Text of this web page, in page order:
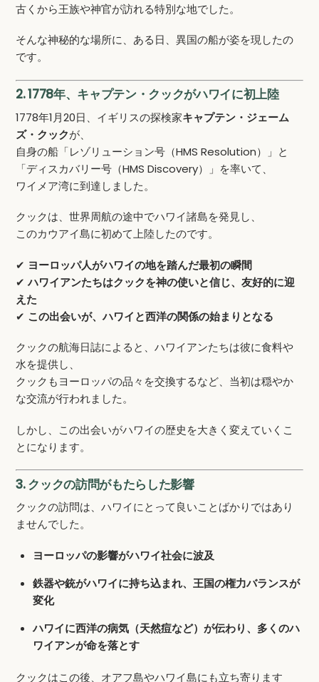
古くから王族や神官が訪れる特別な地でした。
そんな神秘的な場所に、ある日、異国の船が姿を現したの
です。
2. 1778年、キャプテン・クックがハワイに初上陸
1778年1月20日、イギリスの探検家キャプテン・ジェーム
ズ・クックが、
自身の船「レゾリューション号（HMS Resolution）」と
「ディスカバリー号（HMS Discovery）」を率いて、
ワイメア湾に到達しました。
クックは、世界周航の途中でハワイ諸島を発見し、
このカウアイ島に初めて上陸したのです。
✔ ヨーロッパ人がハワイの地を踏んだ最初の瞬間
✔ハワイアンたちはクックを神の使いと信じ、友好的に迎
えた
✔ この出会いが、ハワイと西洋の関係の始まりとなる
クックの航海日誌によると、ハワイアンたちは彼に食料や
水を提供し、
クックもヨーロッパの品々を交換するなど、当初は穏やか
な交流が行われました。
しかし、この出会いがハワイの歴史を大きく変えていくこ
とになります。
3. クックの訪問がもたらした影響
クックの訪問は、ハワイにとって良いことばかりではあり
ませんでした。
ヨーロッパの影響がハワイ社会に波及
鉄器や銃がハワイに持ち込まれ、王国の権力バランスが
変化
ハワイに西洋の病気（天然痘など）が伝わり、多くのハ
ワイアンが命を落とす
クックはこの後、オアフ島やハワイ島にも立ち寄ります